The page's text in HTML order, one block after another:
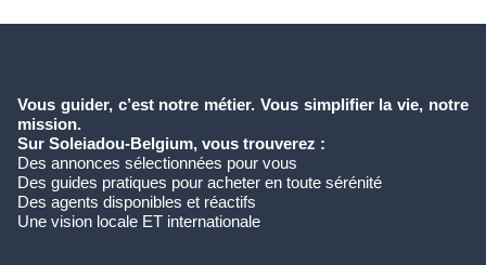
Vous guider, c’est notre métier. Vous simplifier la vie, notre
mission.
Sur Soleiadou-Belgium, vous trouverez :
Des annonces sélectionnées pour vous
Des guides pratiques pour acheter en toute sérénité
Des agents disponibles et réactifs
Une vision locale ET internationale